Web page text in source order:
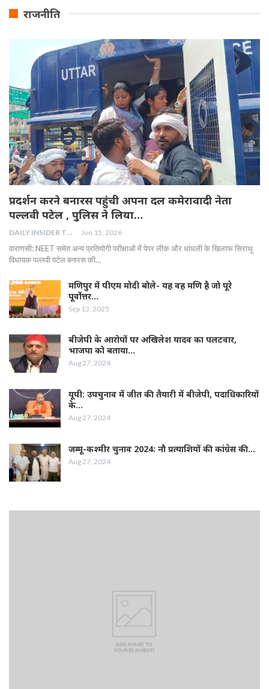
राजनीति
प्रदर्शन करने बनारस पहुंची अपना दल कमेरावादी नेता
पल्लवी पटेल , पुलिस ने लिया…
DAILY INSIDER TEAM Jun 15, 2026
वाराणसी: NEET समेत अन्य प्रतियोगी परीक्षाओं में पेपर लीक और धांधली के खिलाफ सिराथू
विधायक पल्लवी पटेल बनारस की…
मणिपुर में पीएम मोदी बोले- यह वह मणि है जो पूरे
पूर्वोत्तर…
Sep 13, 2025
बीजेपी के आरोपों पर अखिलेश यादव का पलटवार,
भाजपा को बताया…
Aug 27, 2024
यूपी: उपचुनाव में जीत की तैयारी में बीजेपी, पदाधिकारियों
के…
Aug 27, 2024
जम्‍मू-कश्‍मीर चुनाव 2024: नौ प्रत्‍याशियों की कांग्रेस की…
Aug 27, 2024